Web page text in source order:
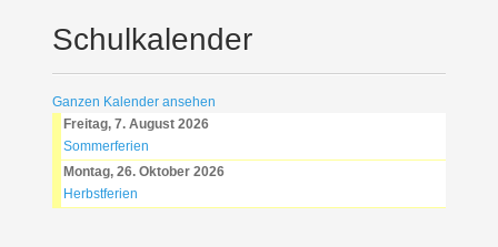
Schulkalender
Ganzen Kalender ansehen
Freitag, 7. August 2026
Sommerferien
Montag, 26. Oktober 2026
Herbstferien